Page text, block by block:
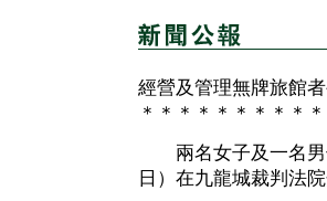
經營及管理無牌旅館
＊＊＊＊＊＊＊＊＊
兩名女子及一名男
日）在九龍城裁判法